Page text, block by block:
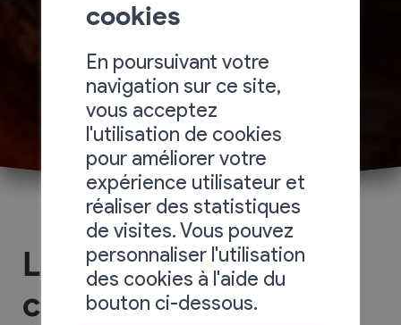
Le sentier du cep à la
cime
cookies
En poursuivant votre
navigation sur ce site,
vous acceptez
l'utilisation de cookies
pour améliorer votre
expérience utilisateur et
réaliser des statistiques
de visites. Vous pouvez
personnaliser l'utilisation
des cookies à l'aide du
bouton ci-dessous.